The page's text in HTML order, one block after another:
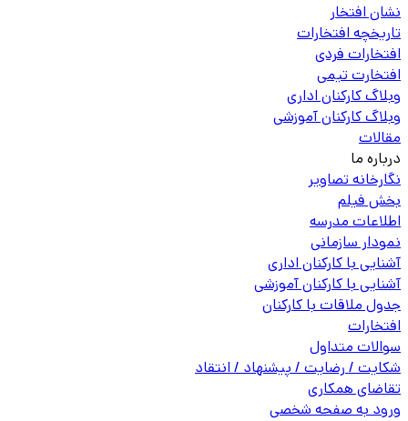
نشان افتخار
تاریخچه افتخارات
افتخارات فردی
افتخارت تیمی
وبلاگ کارکنان اداری
وبلاگ کارکنان آموزشی
مقالات
درباره ما
نگارخانه تصاویر
بخش فیلم
اطلاعات مدرسه
نمودار سازمانی
آشنایی با کارکنان اداری
آشنایی با کارکنان آموزشی
جدول ملاقات با کارکنان
افتخارات
سوالات متداول
شکایت / رضایت / پیشنهاد / انتقاد
تقاضای همکاری
ورود به صفحه شخصی